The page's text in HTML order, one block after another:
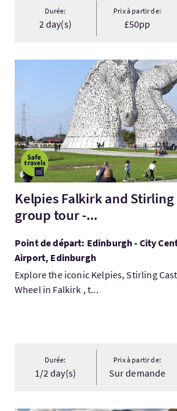
Durée:
2 day(s)
Prix à partir de:
£50pp
Visitez:Kelpies Falkirk and Stirling
Kelpies Falkirk and Stirling
group tour -...
Point de départ: Edinburgh - City
Airport, Edinburgh
Explore the iconic Kelpies, Stirling
Wheel in Falkirk , t...
Durée:
1/2 day(s)
Prix à partir de:
Sur demande